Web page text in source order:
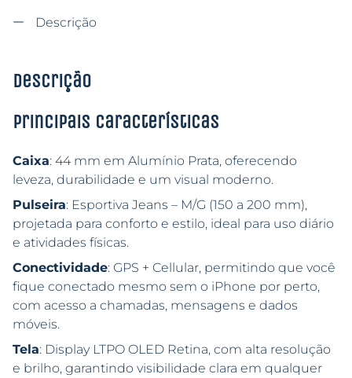
Descrição
Descrição
Principais características
Caixa: 44 mm em Alumínio Prata, oferecendo
leveza, durabilidade e um visual moderno.
Pulseira: Esportiva Jeans – M/G (150 a 200 mm),
projetada para conforto e estilo, ideal para uso diário
e atividades físicas.
Conectividade: GPS + Cellular, permitindo que você
fique conectado mesmo sem o iPhone por perto,
com acesso a chamadas, mensagens e dados
móveis.
Tela: Display LTPO OLED Retina, com alta resolução
e brilho, garantindo visibilidade clara em qualquer